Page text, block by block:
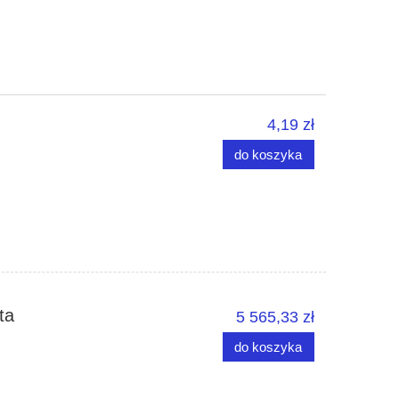
4,19 zł
do koszyka
5 565,33 zł
do koszyka